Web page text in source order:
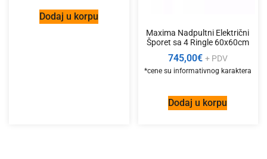
Dodaj u korpu
Maxima Nadpultni Električni
Šporet sa 4 Ringle 60x60cm
745,00€ + PDV
Dodaj u korpu